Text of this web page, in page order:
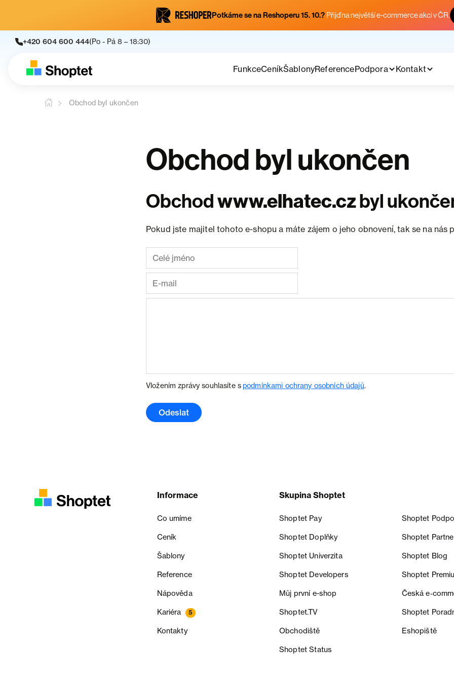
Potkáme se na Reshoperu 15. 10.? Přijď na největší e-commerce akci v ČR.
+420 604 600 444(Po - Pá 8 – 18:30)
FunkceCeníkŠablonyReferencePodpora Kontakt
Obchod byl ukončen
Obchod byl ukončen
Obchodwww.elhatec.czbyl
Pokud jste majitel tohoto e-shopu a máte zájem o jeho obnovení, tak se na nás
Vložením zprávy souhlasíte spodmínkami ochrany osobních údajů.
Odeslat
Informace
Co umíme
Ceník
Šablony
Reference
Nápověda
Kariéra 5
Kontakty
Skupina Shoptet
Shoptet Pay Shoptet
Shoptet Doplňky Shoptet
Shoptet Univerzita Shoptet Blog
Shoptet Developers Shoptet
Můj první e-shop Česká
Shoptet.TV Shoptet
Obchodiště Eshopiště
Shoptet Status